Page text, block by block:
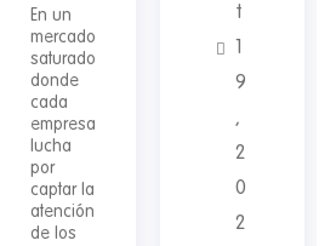
En un
mercado
saturado
donde
cada
empresa
lucha
por
captar la
atención
de los
t
9
,
2
0
2